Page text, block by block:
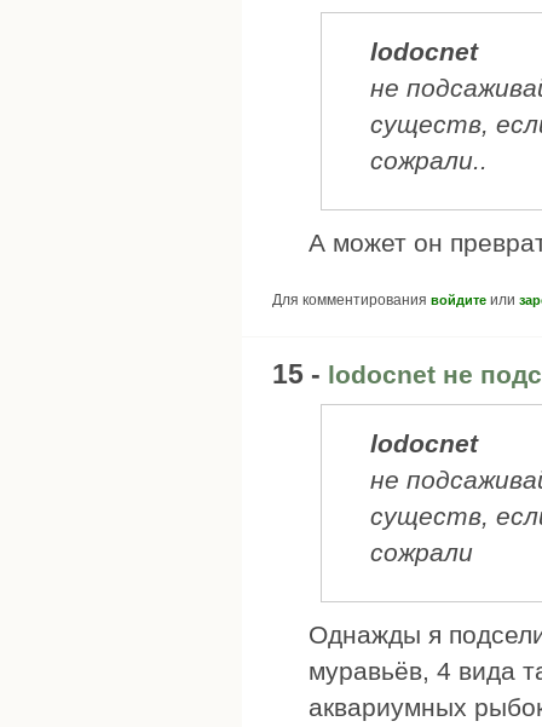
lodocnet
не
существ,
сожрали..
А может он
Для комментирования войдите или
15 - lodocnet не
lodocnet
не
существ,
сожрали
Однажды я
муравьёв, 4 вида
аквариумных